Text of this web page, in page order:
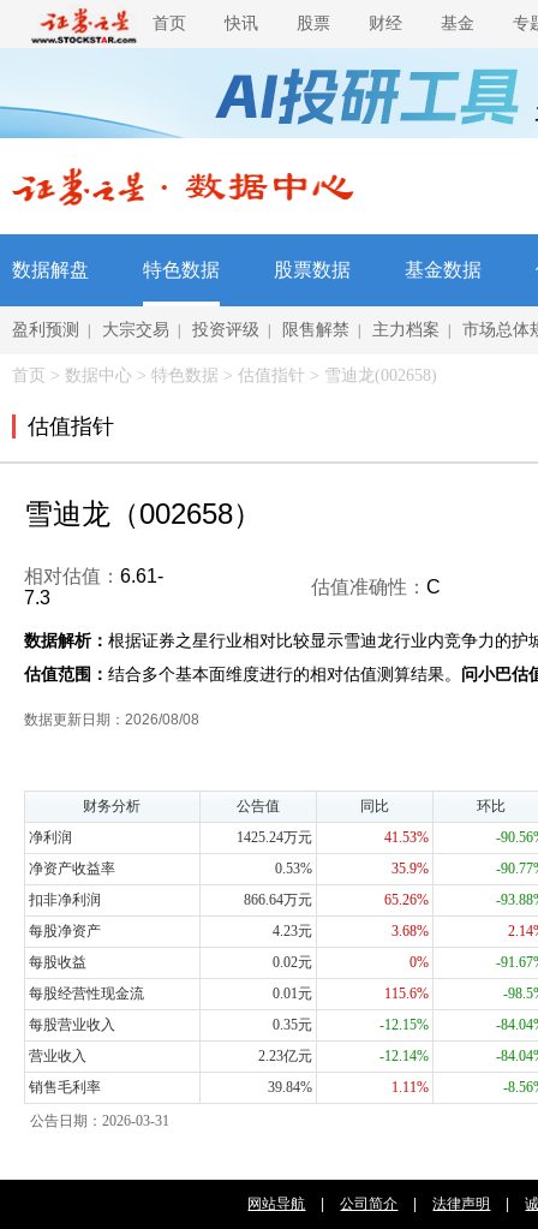
首页 快讯 股票 财经 基金 专
数据解盘 特色数据 股票数据 基金数据
盈利预测 大宗交易 投资评级 限售解禁 主力档案 市场总体
首页 > 数据中心 > 特色数据 > 估值指针 > 雪迪龙(002658)
估值指针
雪迪龙（002658）
相对估值： 6.61-
7.3
估值准确性： C
数据解析： 根据证券之星行业相对比较显示雪迪龙行业内竞争力的
估值范围： 结合多个基本面维度进行的相对估值测算结果。 问小巴估
数据更新日期：2026/08/08
财务分析 公告值 同比
环比
净利润
1425.24万元 41.53%
-
净资产收益率
0.53% 35.9%
-
扣非净利润
866.64万元 65.26%
-
每股净资产
4.23元 3.68%
每股收益
0.02元 0%
-
每股经营性现金流
0.01元 115.6%
-
每股营业收入
0.35元 -12.15%
-
营业收入
2.23亿元 -12.14%
-
销售毛利率
39.84% 1.11%
-
公告日期：2026-03-31
网站导航 公司简介 法律声明